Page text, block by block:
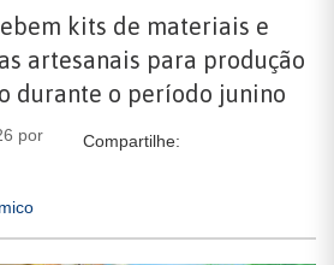
kits de materiais e
artesanais para produção
durante o período junino
por
Compartilhe: